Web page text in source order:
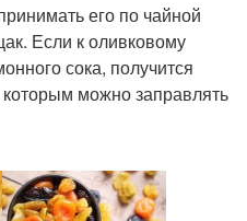
его по чайной
Если к оливковому
сока, получится
можно заправлять